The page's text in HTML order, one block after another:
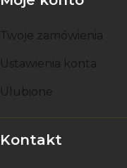
Twoje zamówienia
Ustawienia konta
Ulubione
Kontakt